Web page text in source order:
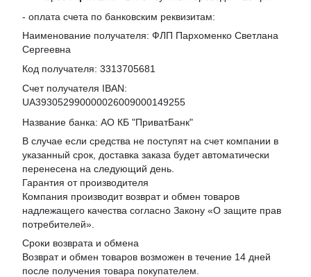
- оплата счета по банковским реквизитам:
Наименование получателя: ФЛП Пархоменко Светлана
Сергеевна
Код получателя: 3313705681
Счет получателя IBAN:
UA393052990000026009000149255
Название банка: АО КБ "ПриватБанк"
В случае если средства не поступят на счет компании в
указанный срок, доставка заказа будет автоматически
перенесена на следующий день.
Гарантия от производителя
Компания производит возврат и обмен товаров
надлежащего качества согласно Закону «О защите прав
потребителей».
Сроки возврата и обмена
Возврат и обмен товаров возможен в течение 14 дней
после получения товара покупателем.